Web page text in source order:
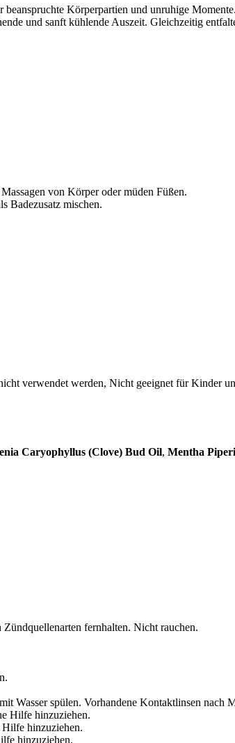
Körperpartien und unruhige
und sanft kühlende Auszeit. Gleichzeitig
von Körper oder müden Füßen.
Badezusatz mischen.
verwendet werden, Nicht geeignet für Kinder
Caryophyllus (Clove) Bud Oil, Mentha
fernhalten. Nicht rauchen.
Wasser spülen. Vorhandene Kontaktlinsen nach
Hilfe hinzuziehen.
hinzuziehen.
hinzuziehen.